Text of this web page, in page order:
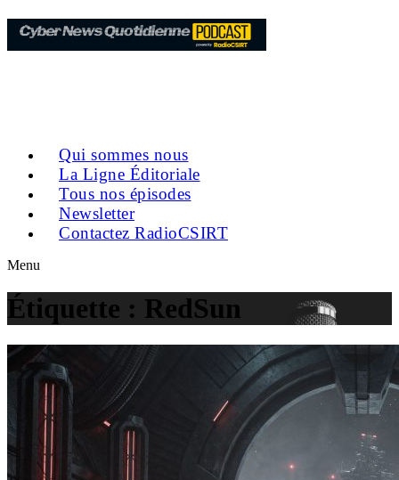
Qui sommes nous
La Ligne Éditoriale
Tous nos épisodes
Newsletter
Contactez RadioCSIRT
Menu
Étiquette : RedSun